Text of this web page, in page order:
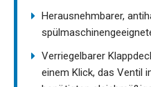
Herausnehmbarer,
Verriegelbarer
einem Klick, das Ventil